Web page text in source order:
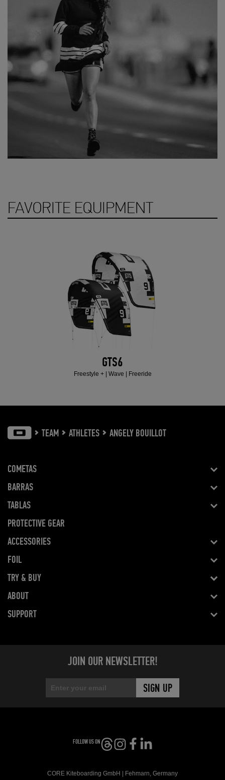
FAVORITE EQUIPMENT
GTS6
Freestyle + | Wave | Freeride
TEAM ATHLETES ANGELY BOUILLOT
COMETAS
BARRAS
TABLAS
PROTECTIVE GEAR
ACCESSORIES
FOIL
TRY & BUY
ABOUT
SUPPORT
JOIN OUR NEWSLETTER!
FOLLOW US ON
CORE Kiteboarding GmbH | Fehmarn, Germany